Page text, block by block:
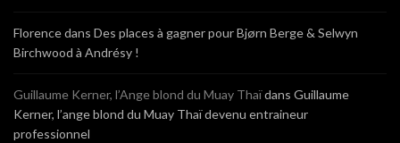
Florencedans Des places à gagner pour Bjørn Berge & Selwyn
Birchwood à Andrésy !
Guillaume Kerner, l’Ange blond du Muay Thaïdans Guillaume
Kerner, l’ange blond du Muay Thaï devenu entraineur
professionnel